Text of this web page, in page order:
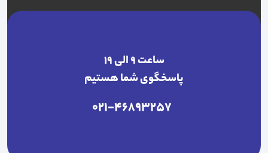
ساعت ۹ الی ۱۹
پاسخگوی شما هستیم
021-46893257